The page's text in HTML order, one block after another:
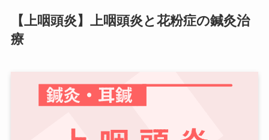
【上咽頭炎】上咽頭炎と花粉症の鍼灸治
療